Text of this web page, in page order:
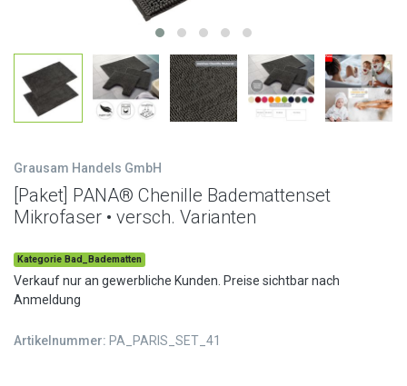
Grausam Handels GmbH
[Paket] PANA® Chenille Bademattenset
Mikrofaser • versch. Varianten
Kategorie Bad_Badematten
Verkauf nur an gewerbliche Kunden. Preise sichtbar nach
Anmeldung
Artikelnummer: PA_PARIS_SET_41